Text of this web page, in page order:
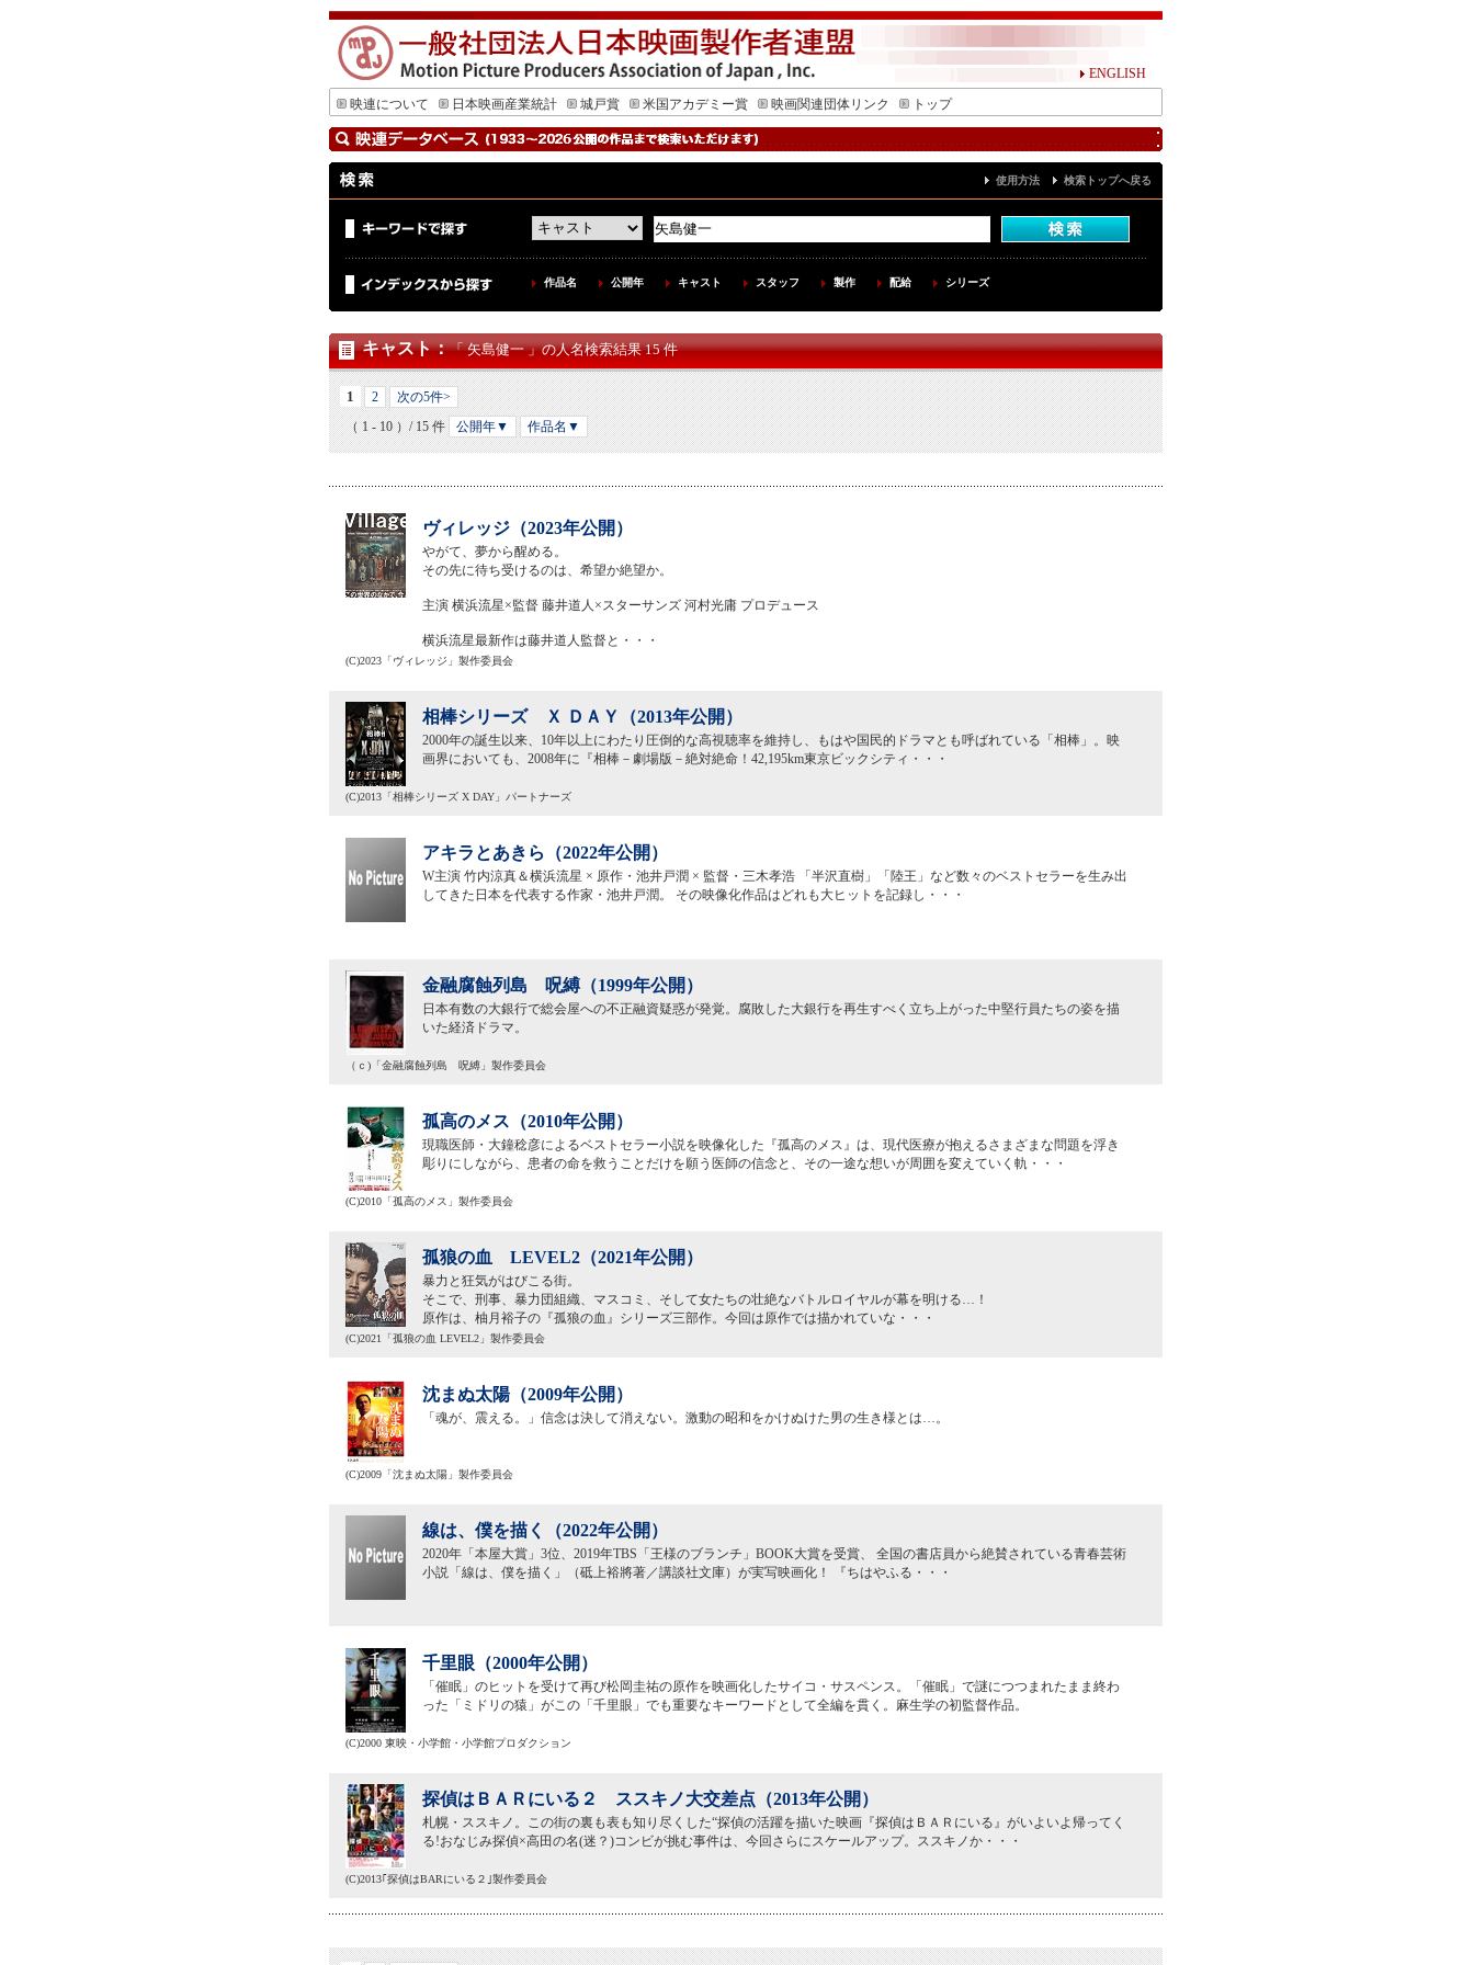
ENGLISH
映連について
日本映画産業統計 城戸賞 米国アカデミー賞 映画関連団体リンク トップ
使用方法 検索トップへ戻る
作品名 公開年 キャスト スタッフ 製作 配給 シリーズ
キャスト：「 矢島健一 」の人名検索結果 15 件
1 2
次の5件>
（ 1 - 10 ）/ 15 件
公開年▼ 作品名▼
ヴィレッジ（2023年公開）
やがて、夢から醒める。
その先に待ち受けるのは、希望か絶望か。
主演 横浜流星×監督 藤井道人×スターサンズ 河村光庸 プロデュース
横浜流星最新作は藤井道人監督と・・・
(C)2023「ヴィレッジ」製作委員会
相棒シリーズ Ｘ ＤＡＹ（2013年公開）
2000年の誕生以来、10年以上にわたり圧倒的な高視聴率を維持し、もはや国民的ドラマとも呼ばれている「相棒」。映
画界においても、2008年に『相棒－劇場版－絶対絶命！42,195km東京ビックシティ・・・
(C)2013「相棒シリーズ X DAY」パートナーズ
アキラとあきら（2022年公開）
W主演 竹内涼真＆横浜流星 × 原作・池井戸潤 × 監督・三木孝浩 「半沢直樹」「陸王」など数々のベストセラーを生み出
してきた日本を代表する作家・池井戸潤。 その映像化作品はどれも大ヒットを記録し・・・
金融腐蝕列島 呪縛（1999年公開）
日本有数の大銀行で総会屋への不正融資疑惑が発覚。腐敗した大銀行を再生すべく立ち上がった中堅行員たちの姿を描
いた経済ドラマ。
（ｃ)「金融腐蝕列島 呪縛」製作委員会
孤高のメス（2010年公開）
現職医師・大鐘稔彦によるベストセラー小説を映像化した『孤高のメス』は、現代医療が抱えるさまざまな問題を浮き
彫りにしながら、患者の命を救うことだけを願う医師の信念と、その一途な想いが周囲を変えていく軌・・・
(C)2010「孤高のメス」製作委員会
孤狼の血 LEVEL2（2021年公開）
暴力と狂気がはびこる街。
そこで、刑事、暴力団組織、マスコミ、そして女たちの壮絶なバトルロイヤルが幕を明ける…！
原作は、柚月裕子の『孤狼の血』シリーズ三部作。今回は原作では描かれていな・・・
(C)2021「孤狼の血 LEVEL2」製作委員会
沈まぬ太陽（2009年公開）
「魂が、震える。」信念は決して消えない。激動の昭和をかけぬけた男の生き様とは…。
(C)2009「沈まぬ太陽」製作委員会
線は、僕を描く（2022年公開）
2020年「本屋大賞」3位、2019年TBS「王様のブランチ」BOOK大賞を受賞、 全国の書店員から絶賛されている青春芸術
小説「線は、僕を描く」（砥上裕將著／講談社文庫）が実写映画化！ 『ちはやふる・・・
千里眼（2000年公開）
「催眠」のヒットを受けて再び松岡圭祐の原作を映画化したサイコ・サスペンス。「催眠」で謎につつまれたまま終わ
った「ミドリの猿」がこの「千里眼」でも重要なキーワードとして全編を貫く。麻生学の初監督作品。
(C)2000 東映・小学館・小学館プロダクション
探偵はＢＡＲにいる２ ススキノ大交差点（2013年公開）
札幌・ススキノ。この街の裏も表も知り尽くした“探偵の活躍を描いた映画『探偵はＢＡＲにいる』がいよいよ帰ってく
る!おなじみ探偵×高田の名(迷？)コンビが挑む事件は、今回さらにスケールアップ。ススキノか・・・
(C)2013｢探偵はBARにいる２｣製作委員会